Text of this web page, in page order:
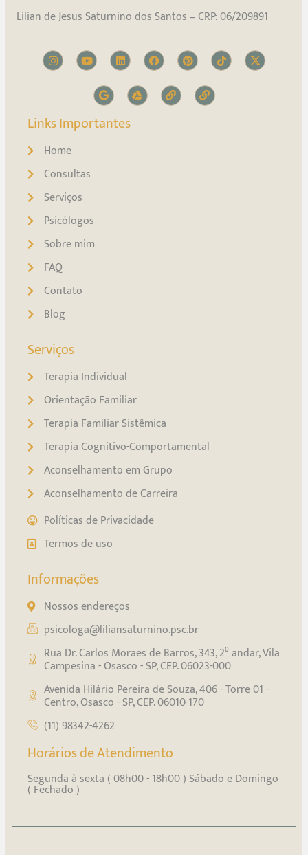
Lilian de Jesus Saturnino dos Santos – CRP: 06/209891
Links Importantes
Home
Consultas
Serviços
Psicólogos
Sobre mim
FAQ
Contato
Blog
Serviços
Terapia Individual
Orientação Familiar
Terapia Familiar Sistêmica
Terapia Cognitivo-Comportamental
Aconselhamento em Grupo
Aconselhamento de Carreira
Políticas de Privacidade
Termos de uso
Informações
Nossos endereços
psicologa@liliansaturnino.psc.br
Rua Dr. Carlos Moraes de Barros, 343, 2⁰ andar, Vila
Campesina - Osasco - SP, CEP. 06023-000
Avenida Hilário Pereira de Souza, 406 - Torre 01 -
Centro, Osasco - SP, CEP. 06010-170
(11) 98342-4262
Horários de Atendimento
Segunda à sexta ( 08h00 - 18h00 ) Sábado e Domingo
( Fechado )